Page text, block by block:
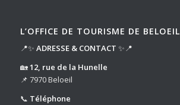
L’OFFICE DE TOURISME DE BELOEIL
📍✨ ADRESSE & CONTACT ✨📍
🏡12, rue de la Hunelle
📌 7970 Beloeil
📞 Téléphone